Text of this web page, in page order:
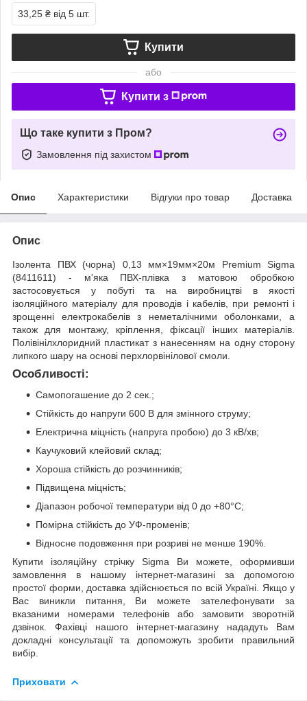
33,25 ₴ від 5 шт.
Купити
або
Купити з
Що таке купити з Пром?
Замовлення під захистом
Опис Характеристики Відгуки про товар Доставка
Опис
Ізолента ПВХ (чорна) 0,13 мм×19мм×20м Premium Sigma
(8411611) - м'яка ПВХ-плівка з матовою обробкою
застосовується у побуті та на виробництві в якості
ізоляційного матеріалу для проводів і кабелів, при ремонті і
зрощенні електрокабелів з неметалічними оболонками, а
також для монтажу, кріплення, фіксації інших матеріалів.
Полівінілхлоридний пластикат з нанесенням на одну сторону
липкого шару на основі перхлорвінілової смоли.
Особливості:
Самопогашение до 2 сек.;
Стійкість до напруги 600 В для змінного струму;
Електрична міцність (напруга пробою) до 3 кВ/хв;
Каучуковий клейовий склад;
Хороша стійкість до розчинників;
Підвищена міцність;
Діапазон робочої температури від 0 до +80°С;
Помірна стійкість до УФ-променів;
Відносне подовження при розриві не менше 190%.
Купити ізоляційну стрічку Sigma Ви можете, оформивши
замовлення в нашому інтернет-магазині за допомогою
простої форми, доставка здійснюється по всій Україні. Якщо у
Вас виникли питання, Ви можете зателефонувати за
вказаними номерами телефонів або замовити зворотній
дзвінок. Фахівці нашого інтернет-магазину нададуть Вам
докладні консультації та допоможуть зробити правильний
вибір.
Приховати